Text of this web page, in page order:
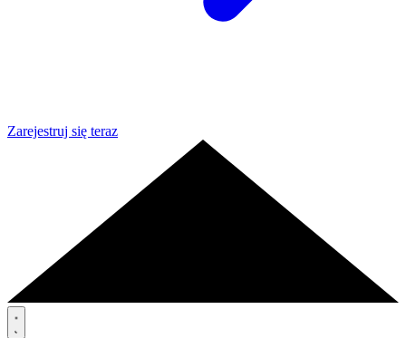
Zarejestruj się teraz